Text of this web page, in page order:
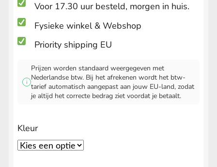
Voor 17.30 uur besteld, morgen in huis.
Fysieke winkel & Webshop
Priority shipping EU
i
Prijzen worden standaard weergegeven met
Nederlandse btw. Bij het afrekenen wordt het btw-
tarief automatisch aangepast aan jouw EU-land, zodat
je altijd het correcte bedrag ziet voordat je betaalt.
Kleur